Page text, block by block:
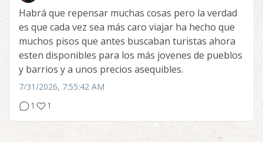
Habrá que repensar muchas cosas pero la verdad
es que cada vez sea más caro viajar ha hecho que
muchos pisos que antes buscaban turistas ahora
esten disponibles para los más jovenes de pueblos
y barrios y a unos precios asequibles.
7/31/2026, 7:55:42 AM
1
1